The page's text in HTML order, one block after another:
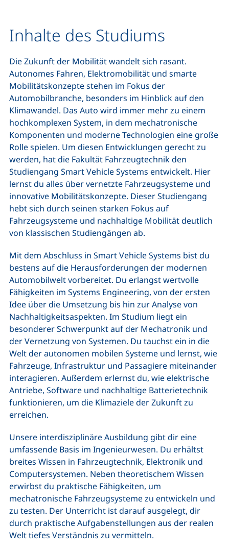
Inhalte des Studiums
Die Zukunft der Mobilität wandelt sich rasant.
Autonomes Fahren, Elektromobilität und smarte
Mobilitätskonzepte stehen im Fokus der
Automobilbranche, besonders im Hinblick auf den
Klimawandel. Das Auto wird immer mehr zu einem
hochkomplexen System, in dem mechatronische
Komponenten und moderne Technologien eine große
Rolle spielen. Um diesen Entwicklungen gerecht zu
werden, hat die Fakultät Fahrzeugtechnik den
Studiengang Smart Vehicle Systems entwickelt. Hier
lernst du alles über vernetzte Fahrzeugsysteme und
innovative Mobilitätskonzepte. Dieser Studiengang
hebt sich durch seinen starken Fokus auf
Fahrzeugsysteme und nachhaltige Mobilität deutlich
von klassischen Studiengängen ab.
Mit dem Abschluss in Smart Vehicle Systems bist du
bestens auf die Herausforderungen der modernen
Automobilwelt vorbereitet. Du erlangst wertvolle
Fähigkeiten im Systems Engineering, von der ersten
Idee über die Umsetzung bis hin zur Analyse von
Nachhaltigkeitsaspekten. Im Studium liegt ein
besonderer Schwerpunkt auf der Mechatronik und
der Vernetzung von Systemen. Du tauchst ein in die
Welt der autonomen mobilen Systeme und lernst, wie
Fahrzeuge, Infrastruktur und Passagiere miteinander
interagieren. Außerdem erlernst du, wie elektrische
Antriebe, Software und nachhaltige Batterietechnik
funktionieren, um die Klimaziele der Zukunft zu
erreichen.
Unsere interdisziplinäre Ausbildung gibt dir eine
umfassende Basis im Ingenieurwesen. Du erhältst
breites Wissen in Fahrzeugtechnik, Elektronik und
Computersystemen. Neben theoretischem Wissen
erwirbst du praktische Fähigkeiten, um
mechatronische Fahrzeugsysteme zu entwickeln und
zu testen. Der Unterricht ist darauf ausgelegt, dir
durch praktische Aufgabenstellungen aus der realen
Welt tiefes Verständnis zu vermitteln.